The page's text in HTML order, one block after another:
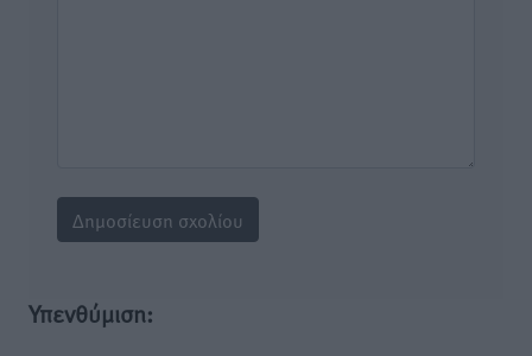
Υπενθύμιση: